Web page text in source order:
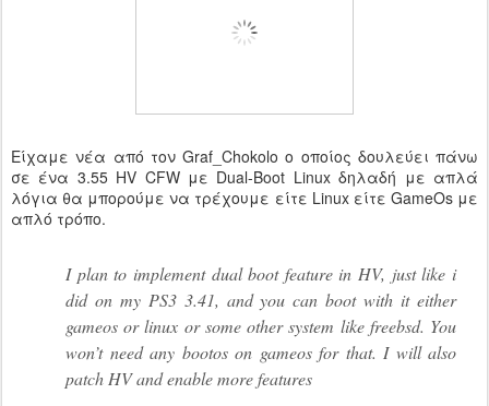
Eίχαμε νέα από τον Graf_Chokolo ο οποίος δουλεύει πάνω
σε ένα 3.55 HV CFW με Dual-Boot Linux δηλαδή με απλά
λόγια θα μπορούμε να τρέχουμε είτε Linux είτε GameOs με
απλό τρόπο.
I plan to implement dual boot feature in HV, just like i
did on my PS3 3.41, and you can boot with it either
gameos or linux or some other system like freebsd. You
won’t need any bootos on gameos for that. I will also
patch HV and enable more features